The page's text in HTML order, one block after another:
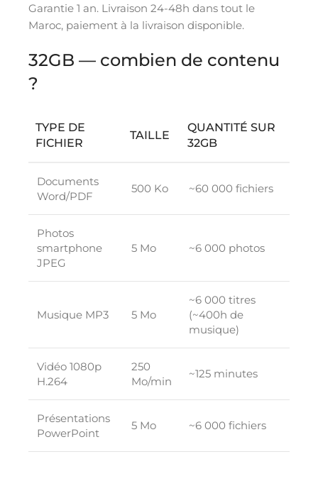
Garantie 1 an. Livraison 24-48h dans tout le
Maroc, paiement à la livraison disponible.
32GB — combien de contenu
?
TYPE DE
FICHIER
TAILLE
QUANTITÉ SUR
32GB
Documents
Word/PDF
500 Ko ~60 000 fichiers
Photos
smartphone
JPEG
5 Mo ~6 000 photos
Musique MP3 5 Mo
~6 000 titres
(~400h de
musique)
Vidéo 1080p
H.264
250
Mo/min
~125 minutes
Présentations
PowerPoint
5 Mo ~6 000 fichiers